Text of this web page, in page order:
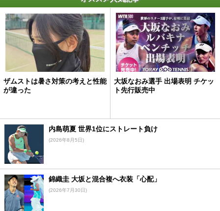
ザムストは暑さ対策の考えと性能
が違った
大坂なおみ選手 出場表明 チケッ
ト先行販売中
内島萌夏 世界1位にストレート負け
(2026年8月5日)
錦織圭 大坂と混合複へ衣装「心配」
(2026年7月30日)